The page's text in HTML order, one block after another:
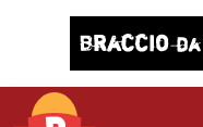
Vai al contenuto